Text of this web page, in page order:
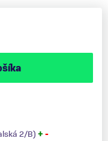
2/B) + -